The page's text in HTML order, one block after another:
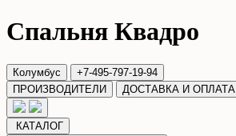
Спальня Квадро
Колумбус
+7-495-797-19-94
ПРОИЗВОДИТЕЛИ
ДОСТАВКА И ОПЛАТА
КАТАЛОГ